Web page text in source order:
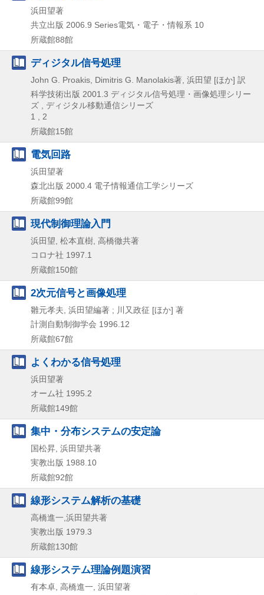
浜田望著
共立出版 2006.9 Series電気・電子・情報系 10
所蔵館88館
ディジタル信号処理
John G. Proakis, Dimitris G. Manolakis著, 浜田望 [ほか] 訳
科学技術出版 2001.3 ディジタル信号処理・画像処理シリー
ズ , ディジタル移動通信シリーズ
1 , 2
所蔵館15館
電気回路
浜田望著
森北出版 2000.4 電子情報通信工学シリーズ
所蔵館99館
現代制御理論入門
浜田望, 松本直樹, 高橋徹共著
コロナ社 1997.1
所蔵館150館
2次元信号と画像処理
雛元孝夫, 浜田望編著 ; 川又政征 [ほか] 著
計測自動制御学会 1996.12
所蔵館67館
よくわかる信号処理
浜田望著
オーム社 1995.2
所蔵館149館
集中・分布システムの安定論
国松昇, 浜田望共著
実教出版 1988.10
所蔵館92館
線形システム解析の基礎
高橋進一,浜田望共著
実教出版 1979.3
所蔵館130館
線形システム理論例題演習
有本卓, 高橋進一, 浜田望著